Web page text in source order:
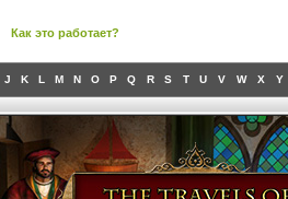
Как это работает?
J K L M N O P Q R S T U V W X Y